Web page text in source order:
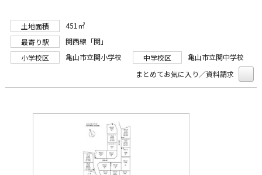
土地面積
451㎡
最寄り駅
関西線「関」
小学校区
亀山市立関小学校 中学校区
亀山市立関中学校
まとめてお気に入り／資料請求